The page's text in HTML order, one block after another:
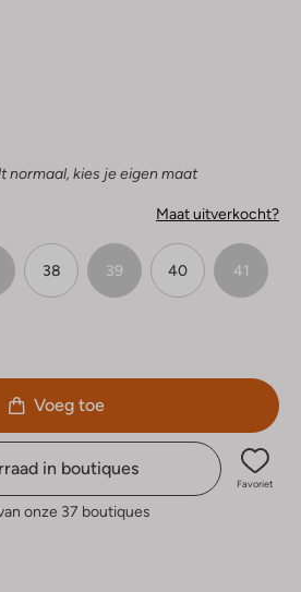
normaal, kies je eigen maat
Maat uitverkocht?
38 39 40 41
Voeg toe
in boutiques
Favoriet
onze 37 boutiques